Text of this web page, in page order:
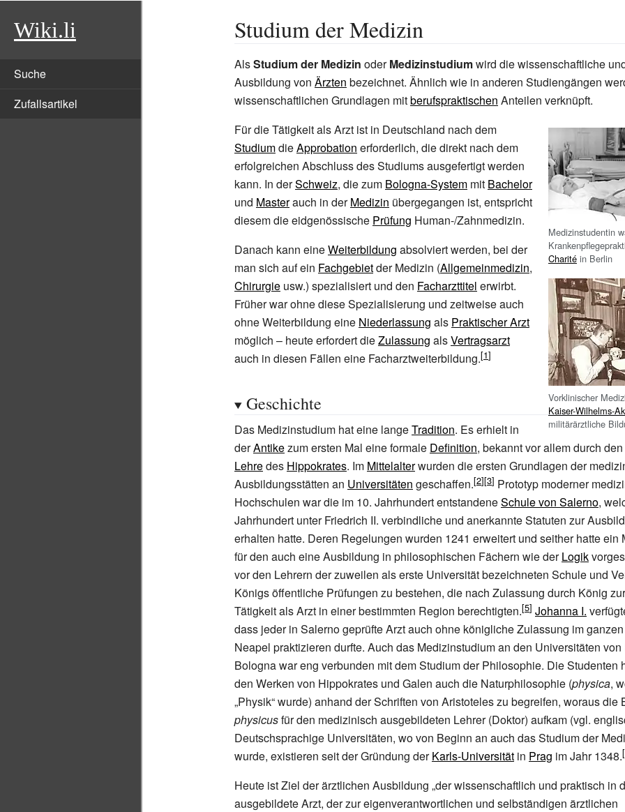
Wiki.li
Suche
Zufallsartikel
Studium der Medizin
AlsStudium der Medizin oderMedizinstudiumwird die wissenschaftliche
Ausbildung von Ärzten bezeichnet. Ähnlich wie in anderen Studiengängen
wissenschaftlichen Grundlagen mitberufspraktischen Anteilen verknüpft.
Medizinstudentin
Charité in Berlin
Vorklinischer
Kaiser-Wilhelms-
militärärztliche
Für die Tätigkeit als Arzt ist in Deutschland nach dem
StudiumdieApprobation erforderlich, die direkt nach dem
erfolgreichen Abschluss des Studiums ausgefertigt werden
kann. In derSchweiz, die zum Bologna-System mit Bachelor
und Masterauch in derMedizin übergegangen ist, entspricht
diesem die eidgenössische Prüfung Human-/Zahnmedizin.
Danach kann eineWeiterbildung absolviert werden, bei der
man sich auf ein Fachgebietder Medizin (Allgemeinmedizin,
Chirurgie usw.) spezialisiert und den Facharzttitel erwirbt.
Früher war ohne diese Spezialisierung und zeitweise auch
ohne Weiterbildung eine Niederlassung als Praktischer Arzt
möglich – heute erfordert dieZulassung alsVertragsarzt
auch in diesen Fällen eine Facharztweiterbildung.
Geschichte
Das Medizinstudium hat eine langeTradition. Es erhielt in
derAntikezum ersten Mal eine formale Definition, bekannt vor allem durch den
Lehredes Hippokrates. Im Mittelalterwurden die ersten Grundlagen der
Ausbildungsstätten an Universitäten geschaffen.
Prototyp moderner
Hochschulen war die im 10. Jahrhundert entstandeneSchule von Salerno,
Jahrhundert unter Friedrich II. verbindliche und anerkannte Statuten zur
erhalten hatte. Deren Regelungen wurden 1241 erweitert und seither hatte ein
für den auch eine Ausbildung in philosophischen Fächern wie derLogik
vor den Lehrern der zuweilen als erste Universität bezeichneten Schule und
Königs öffentliche Prüfungen zu bestehen, die nach Zulassung durch König
Tätigkeit als Arzt in einer bestimmten Region berechtigten.
Johanna I.
dass jeder in Salerno geprüfte Arzt auch ohne königliche Zulassung im
Neapel praktizieren durfte. Auch das Medizinstudium an den Universitäten
Bologna war eng verbunden mit dem Studium der Philosophie. Die Studenten
den Werken von Hippokrates und Galen auch die Naturphilosophie (physica,
„Physik“ wurde) anhand der Schriften von Aristoteles zu begreifen, woraus die
physicusfür den medizinisch ausgebildeten Lehrer (Doktor) aufkam (vgl.
Deutschsprachige Universitäten, wo von Beginn an auch das Studium der
wurde, existieren seit der Gründung derKarls-Universität in Prag im Jahr 1348.
Heute ist Ziel der ärztlichen Ausbildung „der wissenschaftlich und praktisch in
ausgebildete Arzt, der zur eigenverantwortlichen und selbständigen ärztlichen